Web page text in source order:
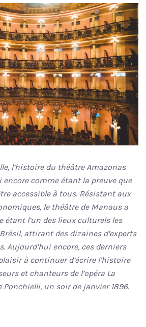
l’histoire du théâtre Amazonas
encore comme étant la preuve que
accessible à tous. Résistant aux
le théâtre de Manaus a
étant l’un des lieux culturels les
attirant des dizaines d’experts
Aujourd’hui encore, ces derniers
à continuer d’écrire l’histoire
et chanteurs de l’opéra La
Ponchielli, un soir de janvier 1896.